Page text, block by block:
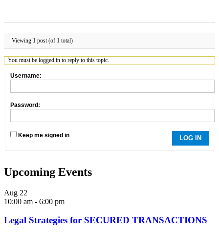
Viewing 1 post (of 1 total)
You must be logged in to reply to this topic.
Username:
Password:
Keep me signed in LOG IN
Upcoming Events
Aug 22
10:00 am - 6:00 pm
Legal Strategies for SECURED TRANSACTIONS